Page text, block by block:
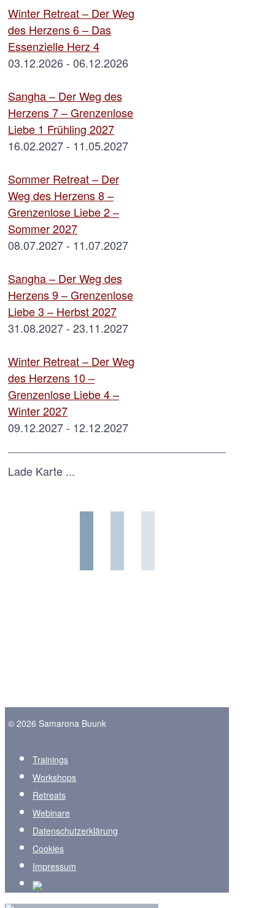
Lade Karte ...
Winter Retreat – Der Weg
des Herzens 6 – Das
Essenzielle Herz 4
03.12.2026 - 06.12.2026
Sangha – Der Weg des
Herzens 7 – Grenzenlose
Liebe 1 Frühling 2027
16.02.2027 - 11.05.2027
Sommer Retreat – Der
Weg des Herzens 8 –
Grenzenlose Liebe 2 –
Sommer 2027
08.07.2027 - 11.07.2027
Sangha – Der Weg des
Herzens 9 – Grenzenlose
Liebe 3 – Herbst 2027
31.08.2027 - 23.11.2027
Winter Retreat – Der Weg
des Herzens 10 –
Grenzenlose Liebe 4 –
Winter 2027
09.12.2027 - 12.12.2027
© 2026 Samarona Buunk
Trainings
Workshops
Retreats
Webinare
Datenschutzerklärung
Cookies
Impressum